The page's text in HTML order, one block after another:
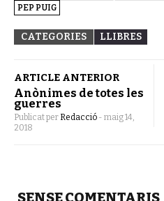
PEP PUIG
CATEGORIES LLIBRES
ARTICLE ANTERIOR
Anònimes de totes les
guerres
Publicat per Redacció - maig 14,
2018
SENSE COMENTARIS